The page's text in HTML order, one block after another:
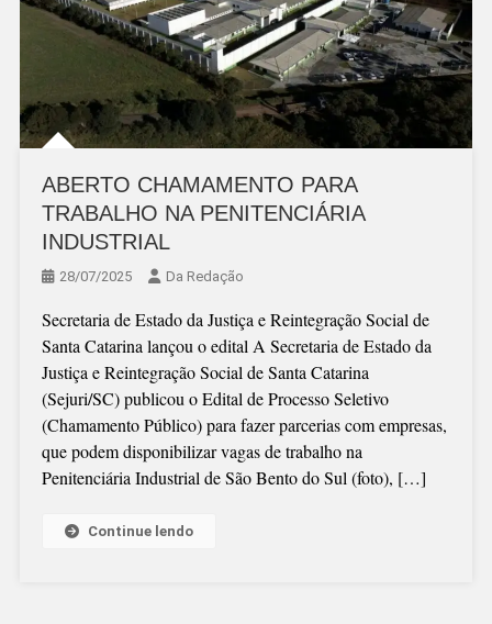
ABERTO CHAMAMENTO PARA
TRABALHO NA PENITENCIÁRIA
INDUSTRIAL
28/07/2025 Da Redação
Secretaria de Estado da Justiça e Reintegração Social de
Santa Catarina lançou o edital A Secretaria de Estado da
Justiça e Reintegração Social de Santa Catarina
(Sejuri/SC) publicou o Edital de Processo Seletivo
(Chamamento Público) para fazer parcerias com empresas,
que podem disponibilizar vagas de trabalho na
Penitenciária Industrial de São Bento do Sul (foto), […]
Continue lendo